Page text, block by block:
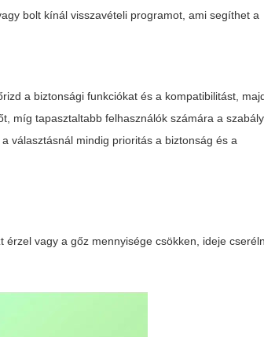
bolt kínál visszavételi programot, ami segíthet a
a biztonsági funkciókat és a kompatibilitást,
míg tapasztaltabb felhasználók számára a
választásnál mindig prioritás a biztonság és a
vagy a gőz mennyisége csökken, ideje